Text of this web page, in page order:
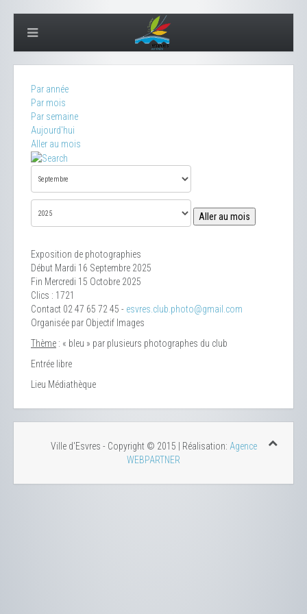
Par année
Par mois
Par semaine
Aujourd'hui
Aller au mois
Aller au mois
Exposition de photographies
Début Mardi 16 Septembre 2025
Fin Mercredi 15 Octobre 2025
Clics : 1721
Contact 02 47 65 72 45 - esvres.club.photo@gmail.com
Organisée par Objectif Images
Thème : « bleu » par plusieurs photographes du club
Entrée libre
Lieu Médiathèque
Ville d'Esvres - Copyright © 2015 | Réalisation: Agence
WEBPARTNER